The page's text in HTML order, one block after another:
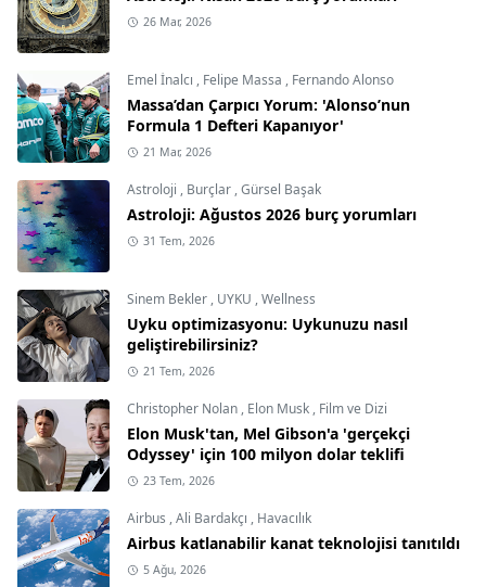
26 Mar, 2026
Emel İnalcı , Felipe Massa , Fernando Alonso
Massa’dan Çarpıcı Yorum: 'Alonso’nun
Formula 1 Defteri Kapanıyor'
21 Mar, 2026
Astroloji , Burçlar ,Gürsel Başak
Astroloji: Ağustos 2026 burç yorumları
31 Tem, 2026
Sinem Bekler , UYKU ,Wellness
Uyku optimizasyonu: Uykunuzu nasıl
geliştirebilirsiniz?
21 Tem, 2026
Christopher Nolan , Elon Musk , Film ve Dizi
Elon Musk'tan, Mel Gibson'a 'gerçekçi
Odyssey' için 100 milyon dolar teklifi
23 Tem, 2026
Airbus ,Ali Bardakçı , Havacılık
Airbus katlanabilir kanat teknolojisi tanıtıldı
5 Ağu, 2026